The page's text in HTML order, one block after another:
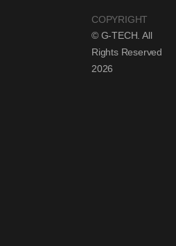
COPYRIGHT
© G-TECH. All
Rights Reserved
2026